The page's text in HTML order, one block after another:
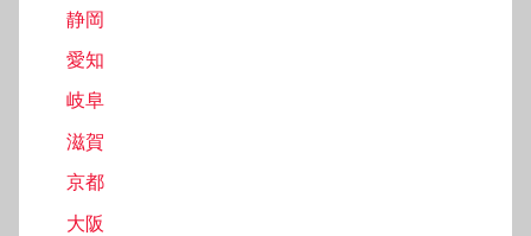
静岡
愛知
岐阜
滋賀
京都
大阪